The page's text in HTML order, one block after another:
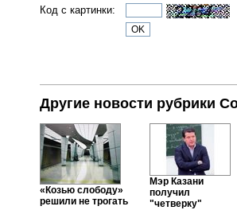
Код с картинки:
Другие новости рубрики
«Козью слободу»
решили не трогать
Мэр Казани
получил
"четверку"